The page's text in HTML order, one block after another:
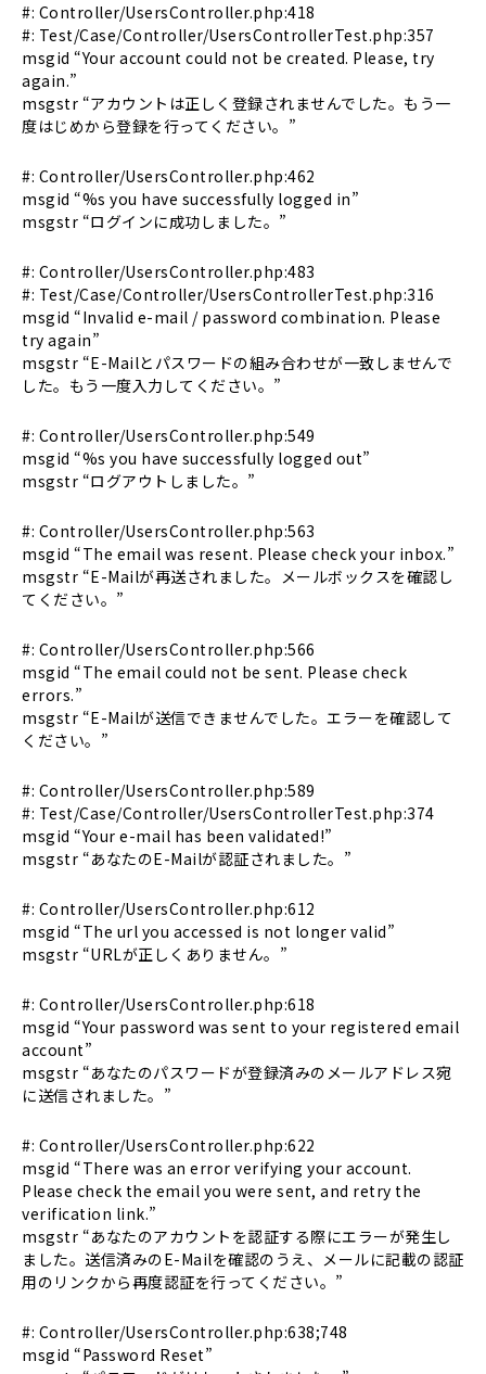
#: Controller/UsersController.php:418
#: Test/Case/Controller/UsersControllerTest.php:357
msgid “Your account could not be created. Please, try
again.”
msgstr “アカウントは正しく登録されませんでした。もう一
度はじめから登録を行ってください。”
#: Controller/UsersController.php:462
msgid “%s you have successfully logged in”
msgstr “ログインに成功しました。”
#: Controller/UsersController.php:483
#: Test/Case/Controller/UsersControllerTest.php:316
msgid “Invalid e-mail / password combination. Please
try again”
msgstr “E-Mailとパスワードの組み合わせが一致しませんで
した。もう一度入力してください。”
#: Controller/UsersController.php:549
msgid “%s you have successfully logged out”
msgstr “ログアウトしました。”
#: Controller/UsersController.php:563
msgid “The email was resent. Please check your inbox.”
msgstr “E-Mailが再送されました。メールボックスを確認し
てください。”
#: Controller/UsersController.php:566
msgid “The email could not be sent. Please check
errors.”
msgstr “E-Mailが送信できませんでした。エラーを確認して
ください。”
#: Controller/UsersController.php:589
#: Test/Case/Controller/UsersControllerTest.php:374
msgid “Your e-mail has been validated!”
msgstr “あなたのE-Mailが認証されました。”
#: Controller/UsersController.php:612
msgid “The url you accessed is not longer valid”
msgstr “URLが正しくありません。”
#: Controller/UsersController.php:618
msgid “Your password was sent to your registered email
account”
msgstr “あなたのパスワードが登録済みのメールアドレス宛
に送信されました。”
#: Controller/UsersController.php:622
msgid “There was an error verifying your account.
Please check the email you were sent, and retry the
verification link.”
msgstr “あなたのアカウントを認証する際にエラーが発生し
ました。送信済みのE-Mailを確認のうえ、メールに記載の認証
用のリンクから再度認証を行ってください。”
#: Controller/UsersController.php:638;748
msgid “Password Reset”